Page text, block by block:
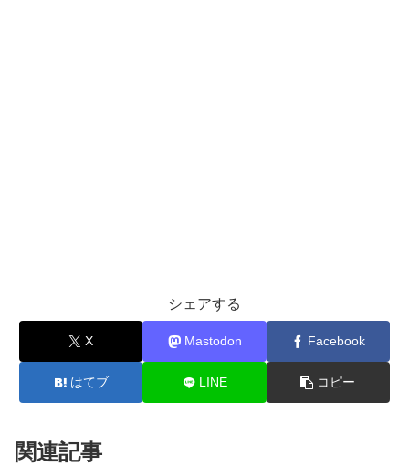
シェアする
X Mastodon Facebook
はてブ LINE コピー
関連記事